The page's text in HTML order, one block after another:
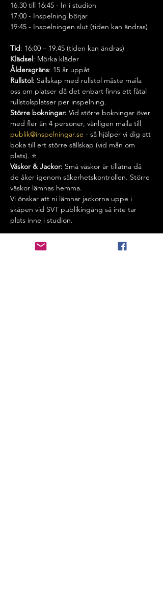
16.30 till 16:45 - In i studion
17:00 - Inspelning börjar
19:45 - Inspelningen slut (tiden kan ändras)
Tid: 16:00 – 19.45 (tiden kan ändras)
Klädsel: Mörka kläder
Åldersgräns: 15 år uppåt
Rullstol: Sällskap med rullstol måste maila
oss om platser då det enbart finns ett fåtal
rullstolsplatser per inspelning.
Större bokningar: Vid större bokningar över
med fler än 4 personer, vänligen maila till
publik@inspelningar.se - så hjälper vi dig att
boka till ert större sällskap (vid mån om
plats). ⭐️
Väskor & Jackor: Små väskor är tillåtna då
de åker igenom säkerhetskontrollen. Större
väskor lämnas hemma.
Vi önskar att ni lämnar jackorna uppe i
skåpen vid SVT publikingång så inte tar
plats inne i studion.
Info om biljetter:
Biljetterna är gratis men i begränsat antal.